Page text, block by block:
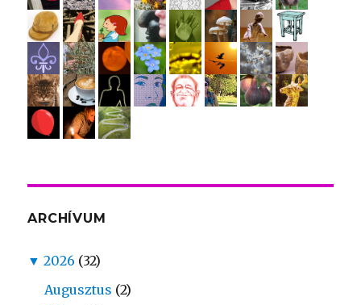
ARCHÍVUM
▼ 2026 (32)
Augusztus (2)